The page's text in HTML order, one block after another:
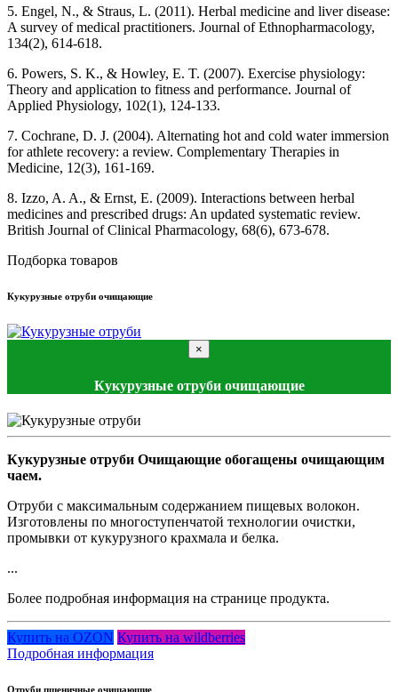
5. Engel, N., & Straus, L. (2011). Herbal medicine and liver disease:
A survey of medical practitioners. Journal of Ethnopharmacology,
134(2), 614-618.
6. Powers, S. K., & Howley, E. T. (2007). Exercise physiology:
Theory and application to fitness and performance. Journal of
Applied Physiology, 102(1), 124-133.
7. Cochrane, D. J. (2004). Alternating hot and cold water immersion
for athlete recovery: a review. Complementary Therapies in
Medicine, 12(3), 161-169.
8. Izzo, A. A., & Ernst, E. (2009). Interactions between herbal
medicines and prescribed drugs: An updated systematic review.
British Journal of Clinical Pharmacology, 68(6), 673-678.
Подборка товаров
Кукурузные отруби очищающие
×
Кукурузные отруби очищающие
Кукурузные отруби Очищающие обогащены очищающим
чаем.
Отруби с максимальным содержанием пищевых волокон.
Изготовлены по многоступенчатой технологии очистки,
промывки от кукурузного крахмала и белка.
...
Более подробная информация на странице продукта.
Купить на OZON Купить на wildberries
Подробная информация
Отруби пшеничные очищающие